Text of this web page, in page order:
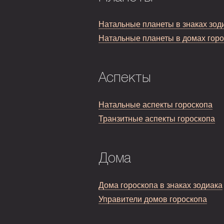
Натальные планеты в знаках
Натальные планеты в домах
Аспекты
Натальные аспекты гороскопа
Транзитные аспекты гороскопа
Дома
Дома гороскопа в знаках зодиака
Управители домов гороскопа